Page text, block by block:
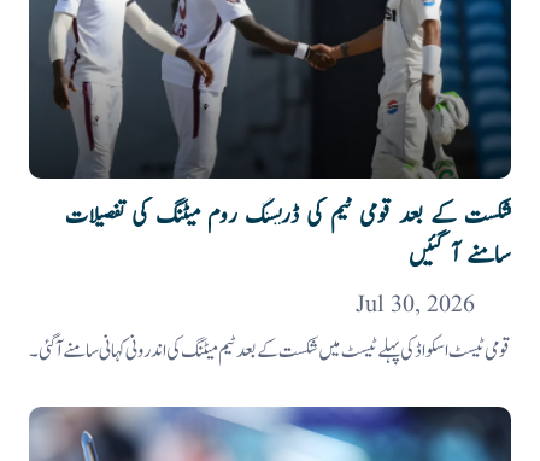
شکست کے بعد قومی ٹیم کی ڈریسنگ روم میٹنگ کی تفصیلات
سامنے آ گئیں
قومی ٹیسٹ اسکواڈ کی پہلے ٹیسٹ میں شکست کے بعد ٹیم میٹنگ کی اندرونی کہانی سامنے آگئی۔